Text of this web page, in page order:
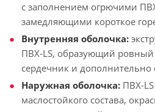
с заполнением огрючими
замедляющими короткое
Внутренняя оболочка:
ПВХ-LS, образующий
сердечник и
Наружная оболочка: ПВХ-
маслостойкого состава,